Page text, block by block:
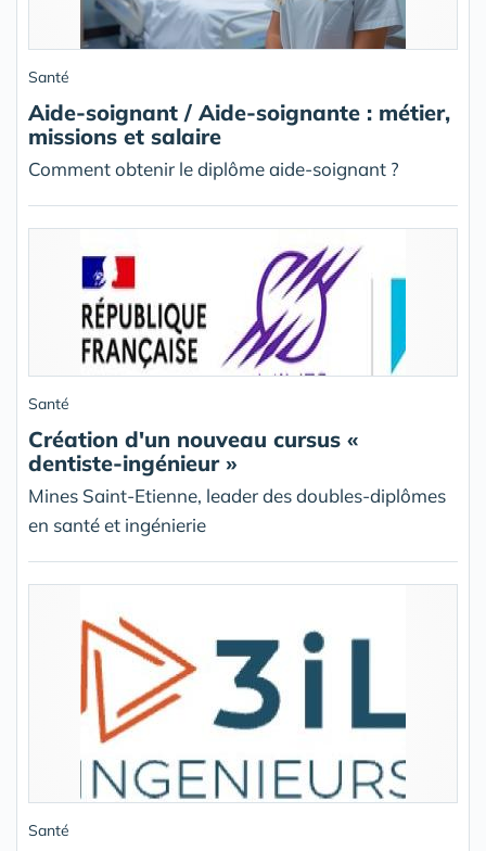
Santé
Aide-soignant / Aide-soignante : métier,
missions et salaire
Comment obtenir le diplôme aide-soignant ?
Santé
Création d'un nouveau cursus «
dentiste-ingénieur »
Mines Saint-Etienne, leader des doubles-diplômes
en santé et ingénierie
Santé